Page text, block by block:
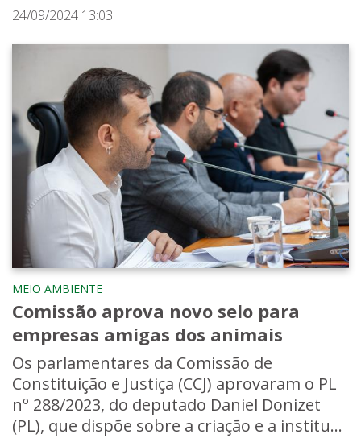
24/09/2024 13:03
MEIO AMBIENTE
Comissão aprova novo selo para
empresas amigas dos animais
Os parlamentares da Comissão de
Constituição e Justiça (CCJ) aprovaram o PL
nº 288/2023, do deputado Daniel Donizet
(PL), que dispõe sobre a criação e a institu...